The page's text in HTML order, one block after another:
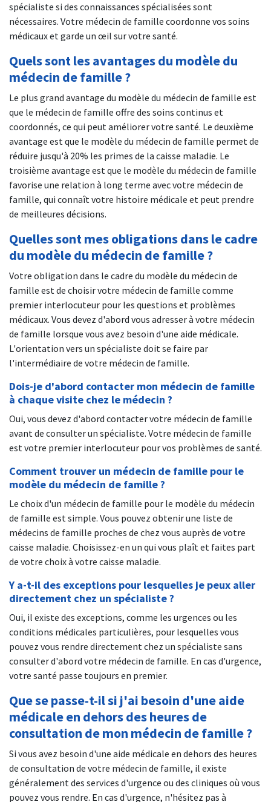
spécialiste si des connaissances spécialisées sont
nécessaires. Votre médecin de famille coordonne vos soins
médicaux et garde un œil sur votre santé.
Quels sont les avantages du modèle du
médecin de famille ?
Le plus grand avantage du modèle du médecin de famille est
que le médecin de famille offre des soins continus et
coordonnés, ce qui peut améliorer votre santé. Le deuxième
avantage est que le modèle du médecin de famille permet de
réduire jusqu'à 20% les primes de la caisse maladie. Le
troisième avantage est que le modèle du médecin de famille
favorise une relation à long terme avec votre médecin de
famille, qui connaît votre histoire médicale et peut prendre
de meilleures décisions.
Quelles sont mes obligations dans le cadre
du modèle du médecin de famille ?
Votre obligation dans le cadre du modèle du médecin de
famille est de choisir votre médecin de famille comme
premier interlocuteur pour les questions et problèmes
médicaux. Vous devez d'abord vous adresser à votre médecin
de famille lorsque vous avez besoin d'une aide médicale.
L'orientation vers un spécialiste doit se faire par
l'intermédiaire de votre médecin de famille.
Dois-je d'abord contacter mon médecin de famille
à chaque visite chez le médecin ?
Oui, vous devez d'abord contacter votre médecin de famille
avant de consulter un spécialiste. Votre médecin de famille
est votre premier interlocuteur pour vos problèmes de santé.
Comment trouver un médecin de famille pour le
modèle du médecin de famille ?
Le choix d'un médecin de famille pour le modèle du médecin
de famille est simple. Vous pouvez obtenir une liste de
médecins de famille proches de chez vous auprès de votre
caisse maladie. Choisissez-en un qui vous plaît et faites part
de votre choix à votre caisse maladie.
Y a-t-il des exceptions pour lesquelles je peux aller
directement chez un spécialiste ?
Oui, il existe des exceptions, comme les urgences ou les
conditions médicales particulières, pour lesquelles vous
pouvez vous rendre directement chez un spécialiste sans
consulter d'abord votre médecin de famille. En cas d'urgence,
votre santé passe toujours en premier.
Que se passe-t-il si j'ai besoin d'une aide
médicale en dehors des heures de
consultation de mon médecin de famille ?
Si vous avez besoin d'une aide médicale en dehors des heures
de consultation de votre médecin de famille, il existe
généralement des services d'urgence ou des cliniques où vous
pouvez vous rendre. En cas d'urgence, n'hésitez pas à